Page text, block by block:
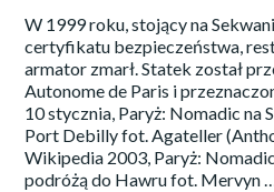
W 1999 roku, stojący na
certyfikatu bezpieczeństwa,
armator zmarł. Statek został
Autonome de Paris i
10 stycznia, Paryż: Nomadic na
Port Debilly fot. Agateller
Wikipedia 2003, Paryż:
podróżą do Hawru fot. Mervyn